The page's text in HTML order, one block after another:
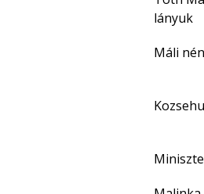
lányuk
Máli